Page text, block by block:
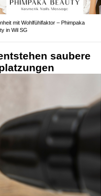
mit Wohlfühlfaktor – Phimpaka
in Wil SG
saubere